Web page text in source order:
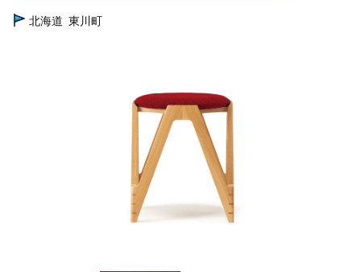
TOP
北海道 東川町